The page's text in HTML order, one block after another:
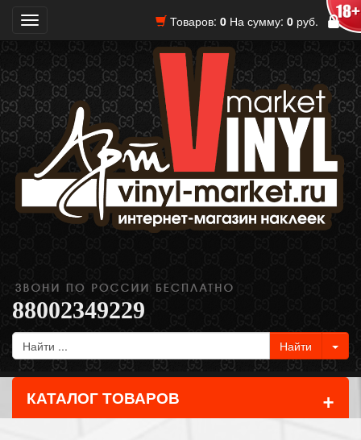
Товаров: 0 На сумму: 0 руб.
Toggle
navigation
88002349229
КАТАЛОГ ТОВАРОВ +